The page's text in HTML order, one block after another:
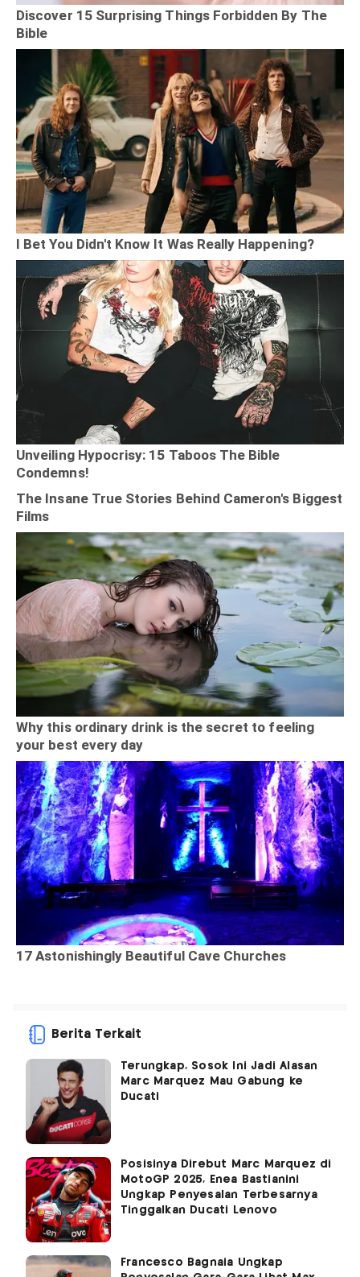
Berita Terkait
Terungkap, Sosok Ini Jadi Alasan
Marc Marquez Mau Gabung ke
Ducati
Posisinya Direbut Marc Marquez di
MotoGP 2025, Enea Bastianini
Ungkap Penyesalan Terbesarnya
Tinggalkan Ducati Lenovo
Francesco Bagnaia Ungkap